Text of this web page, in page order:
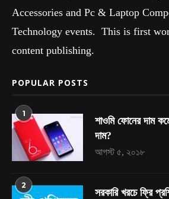
Accessories and Pc & Laptop
Technology events. This is first
content publishing.
POPULAR POSTS
1
শাওমি ফোনের দাম
দাম?
আগস্ট ৫, ২০১৮
2
সরকারি খরচে ফ্রি